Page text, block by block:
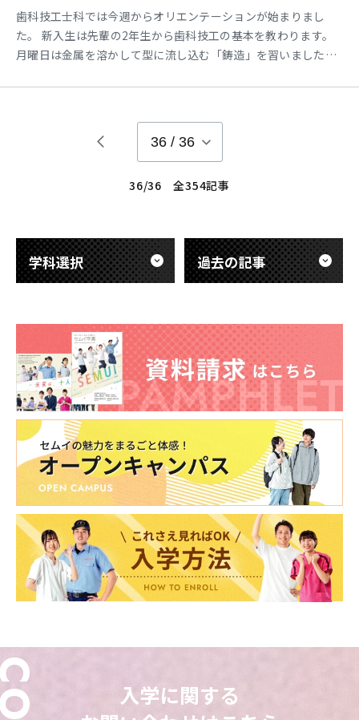
歯科技工士科では今週からオリエンテーションが始まりまし
た。 新入生は先輩の2年生から歯科技工の基本を教わります。
月曜日は金属を溶かして型に流し込む「鋳造」を習いました
36 / 36
36/36 全354記事
学科選択 過去の記事
入学に関する
東海医療科学
専門学校
東海医療科学
専門学校
東海医療科学
専門学校
東海医療科学
専門学校